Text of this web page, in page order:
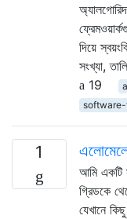
দিয়ে
সংখ্যা,
19
1
আমি একটি
গ্রিডকে
যেখানে